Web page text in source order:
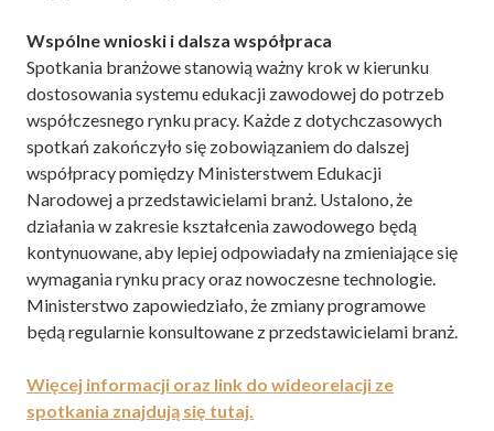
Wspólne wnioski i dalsza współpraca
Spotkania branżowe stanowią ważny krok w kierunku
dostosowania systemu edukacji zawodowej do potrzeb
współczesnego rynku pracy. Każde z dotychczasowych
spotkań zakończyło się zobowiązaniem do dalszej
współpracy pomiędzy Ministerstwem Edukacji
Narodowej a przedstawicielami branż. Ustalono, że
działania w zakresie kształcenia zawodowego będą
kontynuowane, aby lepiej odpowiadały na zmieniające się
wymagania rynku pracy oraz nowoczesne technologie.
Ministerstwo zapowiedziało, że zmiany programowe
będą regularnie konsultowane z przedstawicielami branż.
Więcej informacji oraz link do wideorelacji ze
spotkania znajdują się tutaj.